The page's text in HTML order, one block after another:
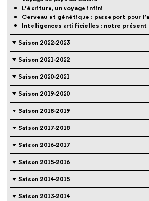
L’écriture, un voyage infini
Cerveau et génétique : passeport pour
Intelligences artificielles : notre présent
Saison 2022-2023
Saison 2021-2022
Saison 2020-2021
Saison 2019-2020
Saison 2018-2019
Saison 2017-2018
Saison 2016-2017
Saison 2015-2016
Saison 2014-2015
Saison 2013-2014